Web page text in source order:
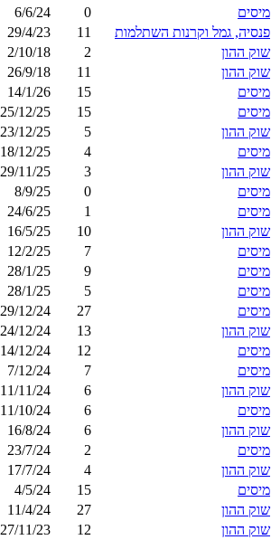
מיסים 0
6/6/24
פנסיה, גמל וקרנות השתלמות 11
29/4/23
שוק ההון 2
2/10/18
שוק ההון 11
26/9/18
מיסים 15
14/1/26
מיסים 15
25/12/25
שוק ההון 5
23/12/25
מיסים 4
18/12/25
שוק ההון 3
29/11/25
מיסים 0
8/9/25
מיסים 1
24/6/25
שוק ההון 10
16/5/25
מיסים 7
12/2/25
מיסים 9
28/1/25
מיסים 5
28/1/25
מיסים 27
29/12/24
שוק ההון 13
24/12/24
מיסים 12
14/12/24
מיסים 7
7/12/24
שוק ההון 6
11/11/24
מיסים 6
11/10/24
שוק ההון 6
16/8/24
מיסים 2
23/7/24
שוק ההון 4
17/7/24
מיסים 15
4/5/24
שוק ההון 27
11/4/24
שוק ההון 12
27/11/23